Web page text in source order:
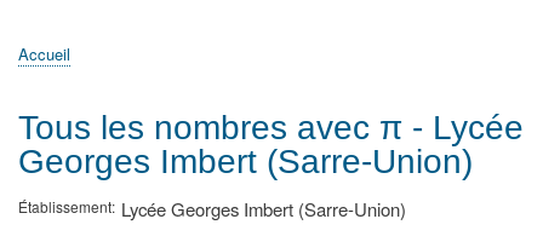
Accueil
ActualitésMATh.en.JEANS ?
Régions et Ateliers
Créer, gérer un atelier
Sujets/Publications
Congrès
d'Ariane
Accueil
Tous les nombres avec π - Lycée
Georges Imbert (Sarre-Union)
Établissement Lycée Georges Imbert (Sarre-Union)